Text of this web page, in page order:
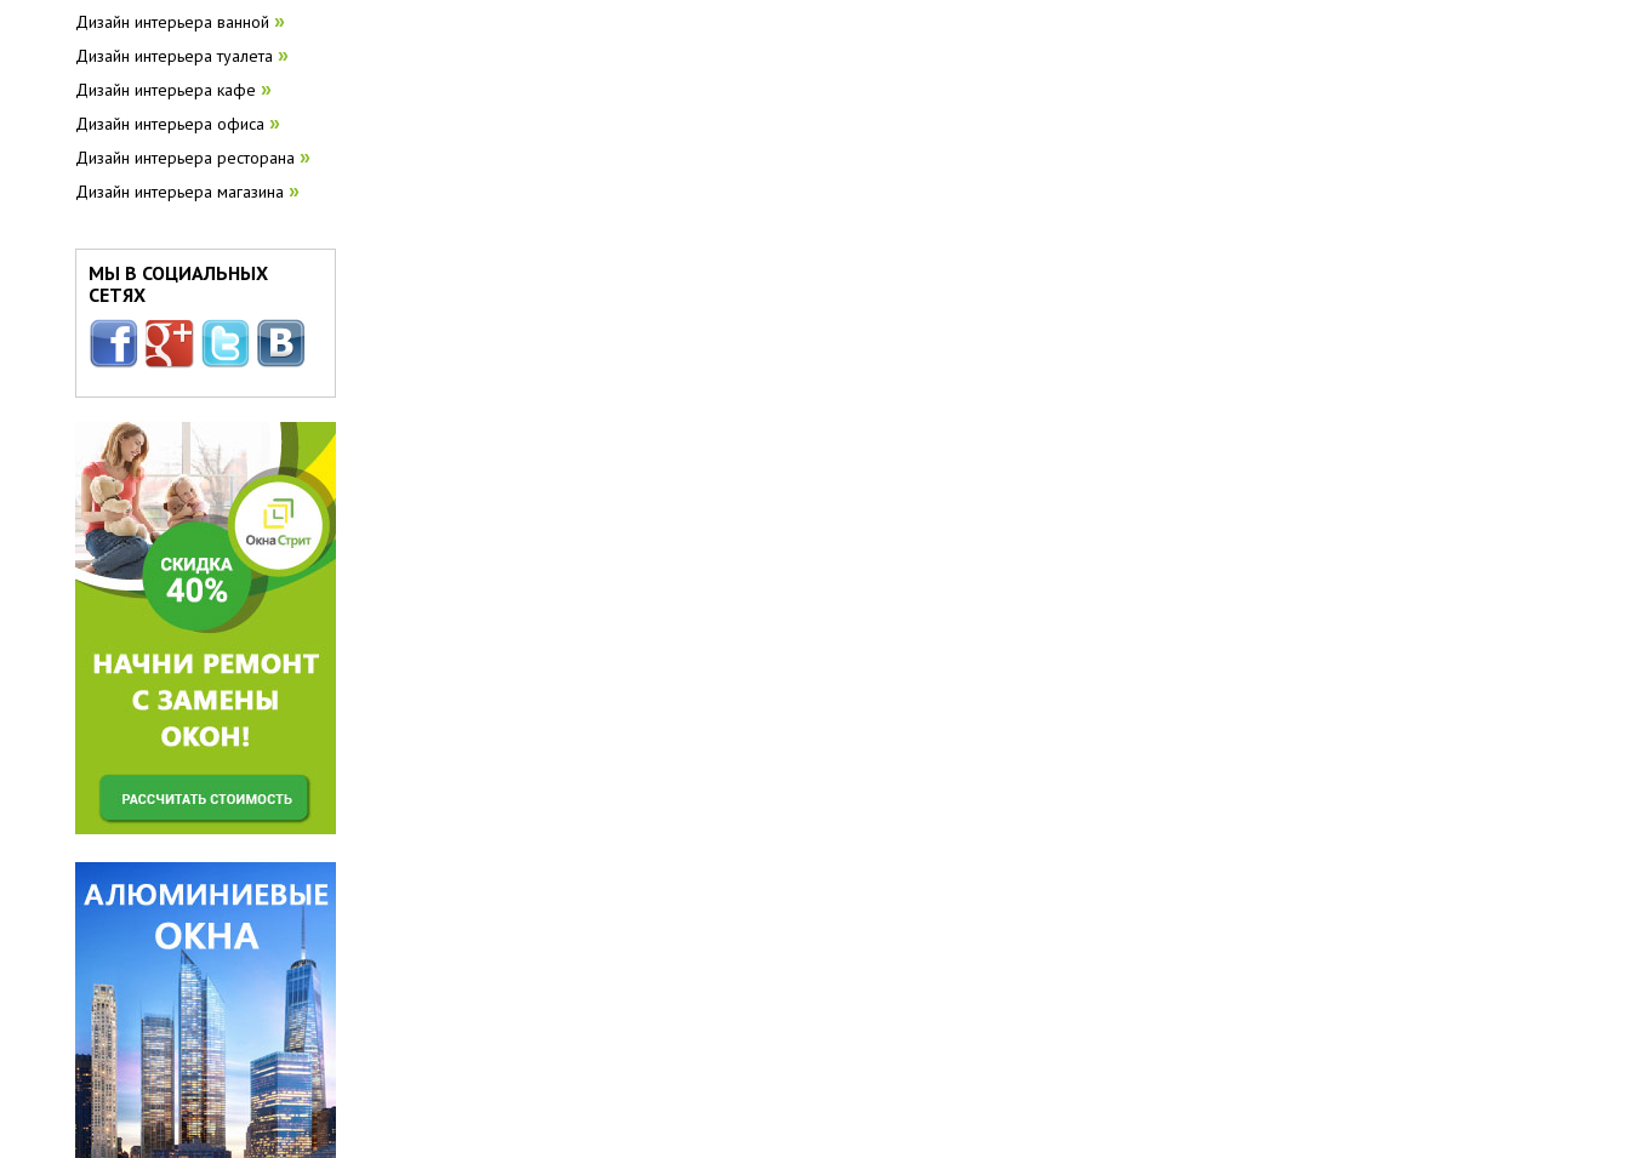
Дизайн интерьера ванной »
Дизайн интерьера туалета »
Дизайн интерьера кафе »
Дизайн интерьера офиса »
Дизайн интерьера ресторана »
Дизайн интерьера магазина »
МЫ В СОЦИАЛЬНЫХ
СЕТЯХ